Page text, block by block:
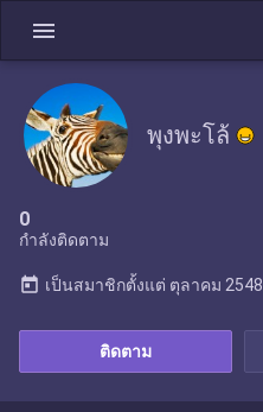
menu
พุงพะโล้
0
กำลังติดตาม
ติดตาม
today เป็นสมาชิกตั้งแต่ ตุลาคม 2548